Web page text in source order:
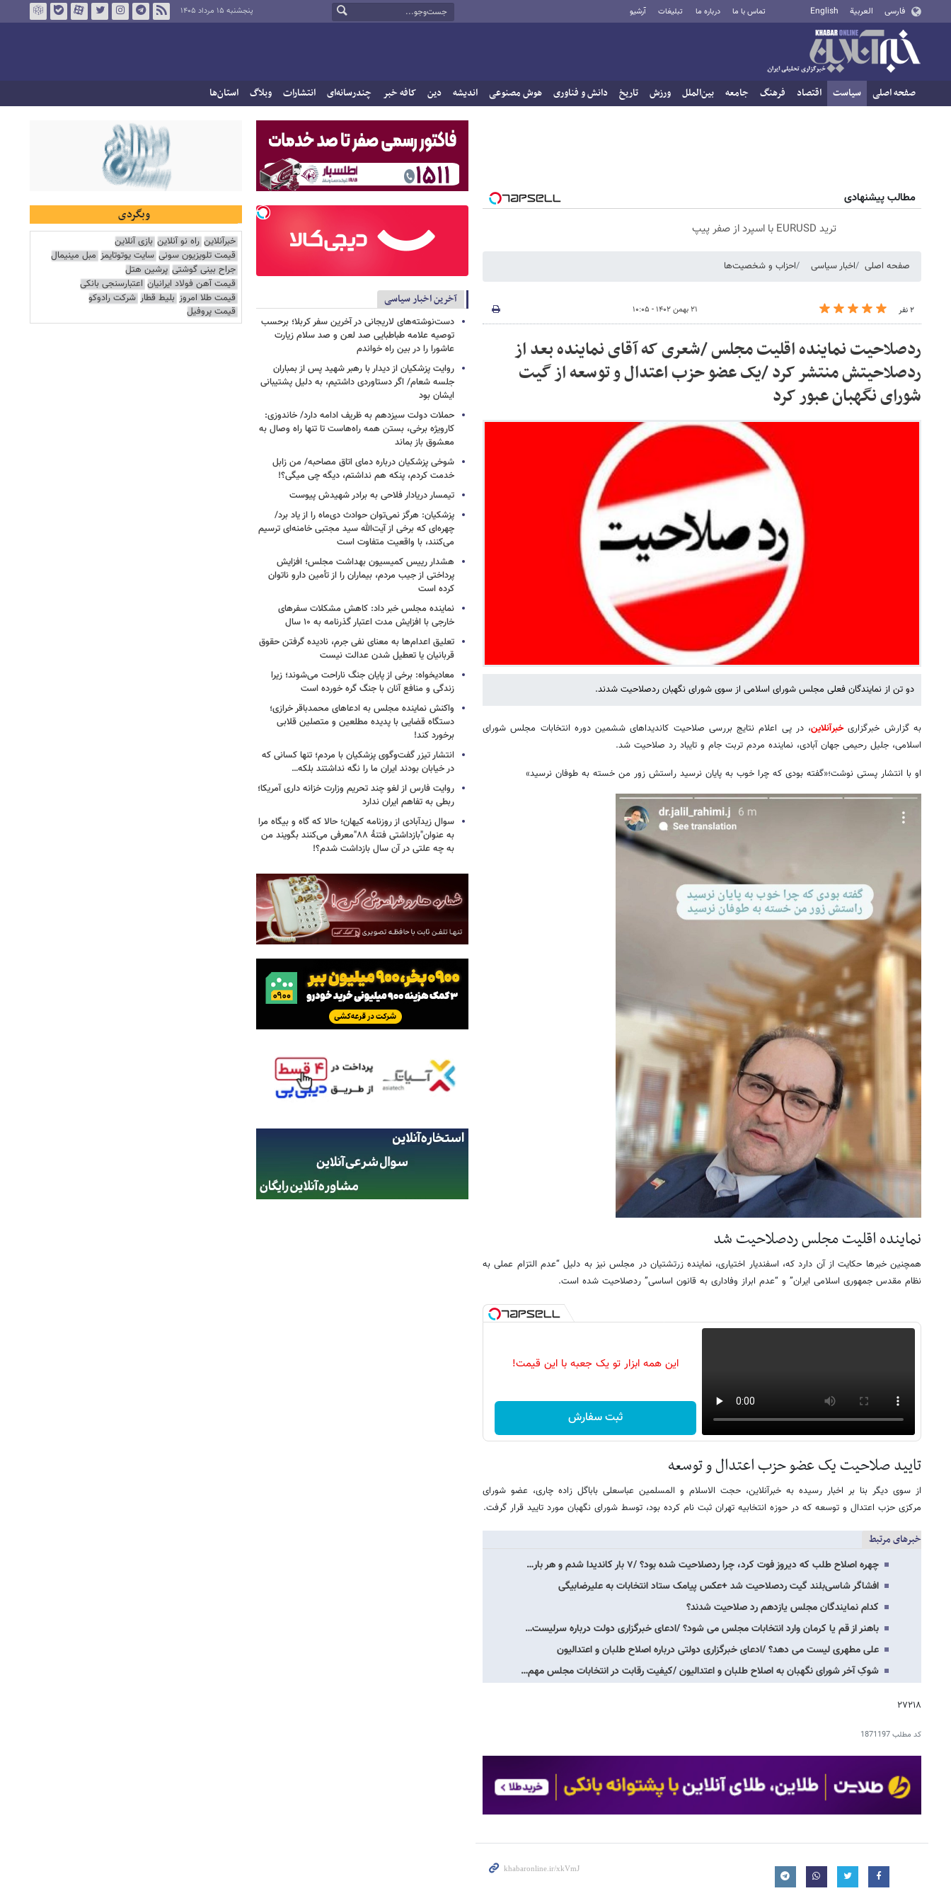
فارسی العربية English تماس با ما درباره ما تبلیغات آرشیو پنجشنبه ۱۵ مرداد ۱۴۰۵
صفحه اصلی سیاست اقتصاد فرهنگ جامعه بین‌الملل ورزش تاریخ دانش و فناوری هوش مصنوعی اندیشه دین کافه خبر چندرسانه‌ای انتشارات وبلاگ استان‌ها
مطالب پیشنهادی
ترید EURUSD با اسپرد از صفر پیپ
صفحه اصلی اخبار سیاسی احزاب و شخصیت‌ها
۲ نفر ۲۱ بهمن ۱۴۰۲ - ۱۰:۰۵
ردصلاحیت نماینده اقلیت مجلس /شعری که آقای نماینده بعد از
ردصلاحیتش منتشر کرد /یک عضو حزب اعتدال و توسعه از گیت
شورای نگهبان عبور کرد
دو تن از نمایندگان فعلی مجلس شورای اسلامی از سوی شورای نگهبان ردصلاحیت شدند.
به گزارش خبرگزاریخبرآنلاین، در پی اعلام نتایج بررسی صلاحیت کاندیداهای ششمین دوره انتخابات مجلس شورای
اسلامی، جلیل رحیمی جهان آبادی، نماینده مردم تربت جام و تایباد رد صلاحیت شد.
او با انتشار پستی نوشت؛«گفته بودی که چرا خوب به پایان نرسید راستش زور من خسته به طوفان نرسید»
نماینده اقلیت مجلس ردصلاحیت شد
همچنین خبرها حکایت از آن دارد که، اسفندیار اختیاری، نماینده زرتشتیان در مجلس نیز به دلیل “عدم التزام عملی به
نظام مقدس جمهوری اسلامی ایران” و “عدم ابراز وفاداری به قانون اساسی” ردصلاحیت شده است.
این همه ابزار تو یک جعبه با این قیمت!
ثبت سفارش
تایید صلاحیت یک عضو حزب اعتدال و توسعه
از سوی دیگر بنا بر اخبار رسیده به خبرآنلاین، حجت الاسلام و المسلمین عباسعلی باباگل زاده چاری، عضو شورای
مرکزی حزب اعتدال و توسعه که در حوزه انتخابیه تهران ثبت نام کرده بود، توسط شورای نگهبان مورد تایید قرار گرفت.
خبرهای مرتبط
چهره اصلاح طلب که دیروز فوت کرد، چرا ردصلاحیت شده بود؟ /۷ بار کاندیدا شدم و هر بار…
افشاگر شاسی‌بلند گیت ردصلاحیت شد +عکس پیامک ستاد انتخابات به علیرضابیگی
کدام نمایندگان مجلس یازدهم رد صلاحیت شدند؟
باهنر از قم یا کرمان وارد انتخابات مجلس می شود؟ /ادعای خبرگزاری دولت درباره سرلیست…
علی مطهری لیست می دهد؟ /ادعای خبرگزاری دولتی درباره اصلاح طلبان و اعتدالیون
شوکِ آخر شورای نگهبان به اصلاح طلبان و اعتدالیون /کیفیت رقابت در انتخابات مجلس مهم…
۲۷۲۱۸
کد مطلب1871197
آخرین اخبار سیاسی
دست‌نوشته‌های لاریجانی در آخرین سفر کربلا؛ برحسب
توصیه علامه طباطبایی صد لعن و صد سلام زیارت
عاشورا را در بین راه خواندم
روایت پزشکیان از دیدار با رهبر شهید پس از بمباران
جلسه شعام/ اگر دستاوردی داشتیم، به دلیل پشتیبانی
ایشان بود
حملات دولت سیزدهم به ظریف ادامه دارد/ خاندوزی:
کارویژه برخی، بستن همه راه‌هاست تا تنها راه وصال به
معشوق باز بماند
شوخی پزشکیان درباره دمای اتاق مصاحبه/ من زابل
خدمت کردم، پنکه هم نداشتم، دیگه چی میگی؟!
تیمسار دریادار فلاحی به برادر شهیدش پیوست
پزشکیان: هرگز نمی‌توان حوادث دی‌ماه را از یاد برد/
چهره‌ای که برخی از آیت‌الله سید مجتبی خامنه‌ای ترسیم
می‌کنند، با واقعیت متفاوت است
هشدار رییس کمیسیون بهداشت مجلس؛ افزایش
پرداختی از جیب مردم، بیماران را از تأمین دارو ناتوان
کرده است
نماینده مجلس خبر داد: کاهش مشکلات سفرهای
خارجی با افزایش مدت اعتبار گذرنامه به ۱۰ سال
تعلیق اعدام‌ها به معنای نفی جرم، نادیده گرفتن حقوق
قربانیان یا تعطیل شدن عدالت نیست
معادیخواه: برخی از پایان جنگ ناراحت می‌شوند؛ زیرا
زندگی و منافع آنان با جنگ گره خورده است
واکنش نماینده مجلس به ادعاهای محمدباقر خرازی؛
دستگاه قضایی با پدیده مطلعین و متصلین قلابی
برخورد کند!
انتشار تیزر گفت‌وگوی پزشکیان با مردم؛ تنها کسانی که
در خیابان بودند ایران ما را نگه نداشتند بلکه…
روایت فارس از لغو چند تحریم وزارت خزانه داری آمریکا؛
ربطی به تفاهم ایران ندارد
سوال زیدآبادی از روزنامه کیهان؛ حالا که گاه و بیگاه مرا
به عنوان"بازداشتی فتنهٔ ۸۸"معرفی می‌کنند بگویند من
به چه علتی در آن سال بازداشت شدم؟!
وبگردی
خبرآنلاین راه نو آنلاین بازی آنلاین
قیمت تلویزیون سونی سایت یوتوتایمز مبل مینیمال
جراح بینی گوشتی پرشین هتل
قیمت آهن فولاد ایرانیان اعتبارسنجی بانکی
قیمت طلا امروز بلیط قطار شرکت رادوکو
قیمت پروفیل